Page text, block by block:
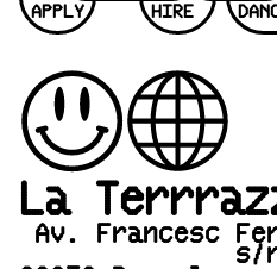
La
Av. Francesc
s/
APPLY
HIRE